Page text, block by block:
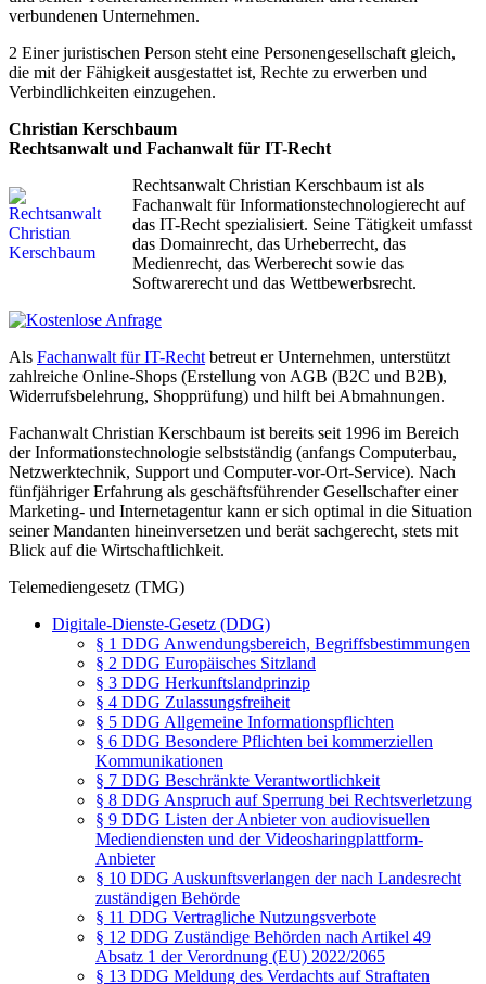
verbundenen Unternehmen.
2 Einer juristischen Person steht eine Personengesellschaft gleich,
die mit der Fähigkeit ausgestattet ist, Rechte zu erwerben und
Verbindlichkeiten einzugehen.
Christian Kerschbaum
Rechtsanwalt und Fachanwalt für IT-Recht
Rechtsanwalt Christian Kerschbaum ist als
Fachanwalt für Informationstechnologierecht auf
das IT-Recht spezialisiert. Seine Tätigkeit umfasst
das Domainrecht, das Urheberrecht, das
Medienrecht, das Werberecht sowie das
Softwarerecht und das Wettbewerbsrecht.
Als Fachanwalt für IT-Recht betreut er Unternehmen, unterstützt
zahlreiche Online-Shops (Erstellung von AGB (B2C und B2B),
Widerrufsbelehrung, Shopprüfung) und hilft bei Abmahnungen.
Fachanwalt Christian Kerschbaum ist bereits seit 1996 im Bereich
der Informationstechnologie selbstständig (anfangs Computerbau,
Netzwerktechnik, Support und Computer-vor-Ort-Service). Nach
fünfjähriger Erfahrung als geschäftsführender Gesellschafter einer
Marketing- und Internetagentur kann er sich optimal in die Situation
seiner Mandanten hineinversetzen und berät sachgerecht, stets mit
Blick auf die Wirtschaftlichkeit.
Telemediengesetz (TMG)
Digitale-Dienste-Gesetz (DDG)
§ 1 DDG Anwendungsbereich, Begriffsbestimmungen
§ 2 DDG Europäisches Sitzland
§ 3 DDG Herkunftslandprinzip
§ 4 DDG Zulassungsfreiheit
§ 5 DDG Allgemeine Informationspflichten
§ 6 DDG Besondere Pflichten bei kommerziellen
Kommunikationen
§ 7 DDG Beschränkte Verantwortlichkeit
§ 8 DDG Anspruch auf Sperrung bei Rechtsverletzung
§ 9 DDG Listen der Anbieter von audiovisuellen
Mediendiensten und der Videosharingplattform-
Anbieter
§ 10 DDG Auskunftsverlangen der nach Landesrecht
zuständigen Behörde
§ 11 DDG Vertragliche Nutzungsverbote
§ 12 DDG Zuständige Behörden nach Artikel 49
Absatz 1 der Verordnung (EU) 2022/2065
§ 13 DDG Meldung des Verdachts auf Straftaten